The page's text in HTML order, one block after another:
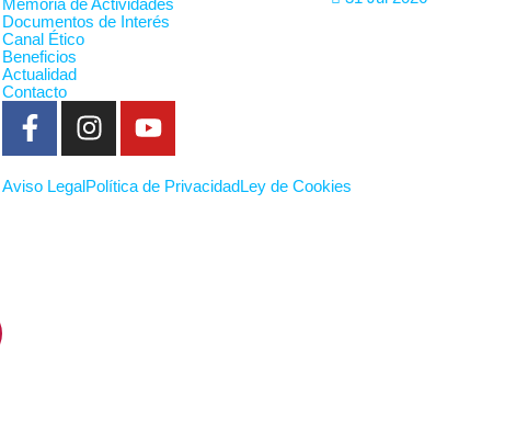
Documentos de Interés
Canal Ético
Beneficios
Actualidad
Contacto
Aviso LegalPolítica de PrivacidadLey de Cookies